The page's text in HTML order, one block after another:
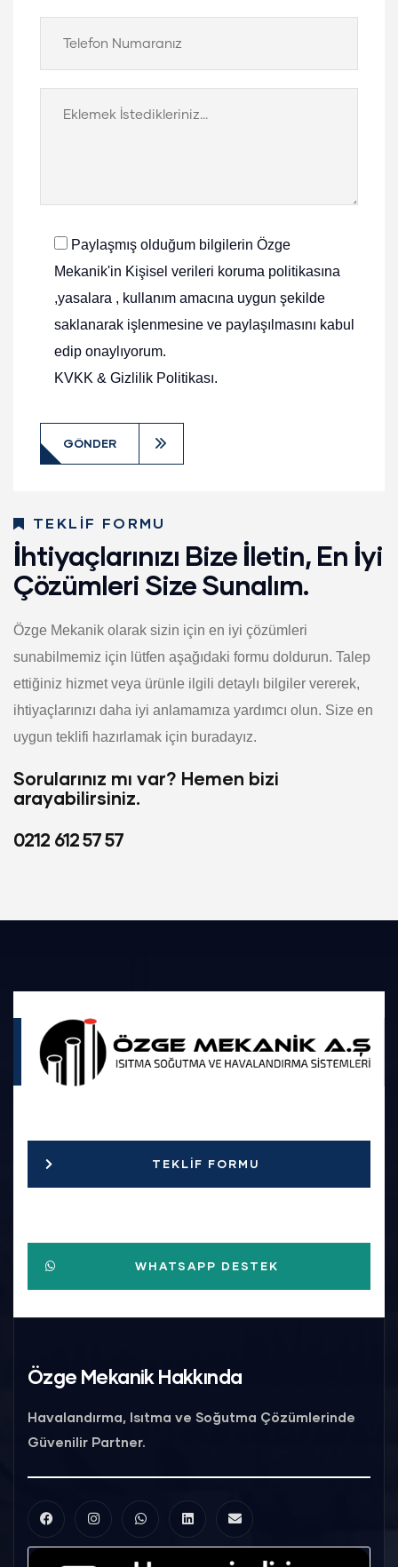
Paylaşmış olduğum bilgilerin Özge
Mekanik'in Kişisel verileri koruma politikasına
,yasalara , kullanım amacına uygun şekilde
saklanarak işlenmesine ve paylaşılmasını kabul
edip onaylıyorum.
KVKK & Gizlilik Politikası.
TEKLIF FORMU
İhtiyaçlarınızı Bize İletin, En İyi
Çözümleri Size Sunalım.
Özge Mekanik olarak sizin için en iyi çözümleri
sunabilmemiz için lütfen aşağıdaki formu doldurun. Talep
ettiğiniz hizmet veya ürünle ilgili detaylı bilgiler vererek,
ihtiyaçlarınızı daha iyi anlamamıza yardımcı olun. Size en
uygun teklifi hazırlamak için buradayız.
Sorularınız mı var? Hemen bizi
arayabilirsiniz.
0212 612 57 57
TEKLIF FORMU
WHATSAPP DESTEK
Özge Mekanik Hakkında
Havalandırma, Isıtma ve Soğutma Çözümlerinde
Güvenilir Partner.